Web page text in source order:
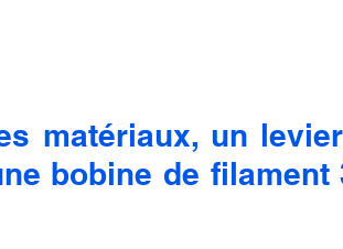
matériaux, un
bobine de filament